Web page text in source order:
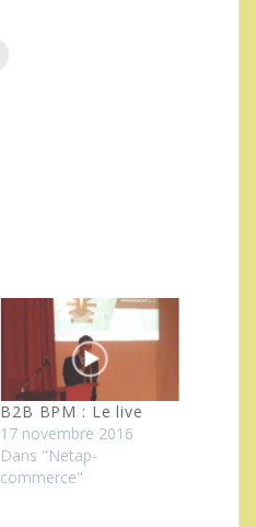
B2B BPM : Le live
17 novembre 2016
Dans "Netap-
commerce"